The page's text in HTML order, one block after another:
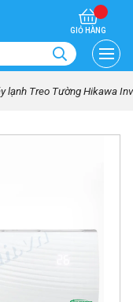
GIỎ HÀNG
lạnh Treo Tường Hikawa